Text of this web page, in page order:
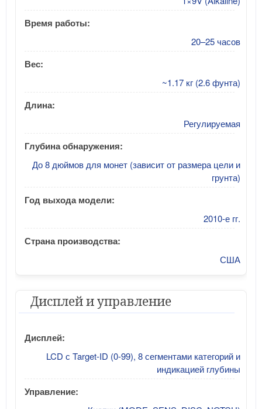
Время работы:
20–25 часов
Вес:
~1.17 кг (2.6 фунта)
Длина:
Регулируемая
Глубина обнаружения:
До 8 дюймов для монет (зависит от размера цели и
грунта)
Год выхода модели:
2010-е гг.
Страна производства:
США
Дисплей и управление
Дисплей:
LCD с Target-ID (0-99), 8 сегментами категорий и
индикацией глубины
Управление: